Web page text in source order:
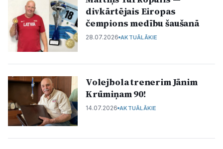
Sludinājumi
Reklāma
Politiskā reklāma
divkārtējais Eiropas
čempions medību šaušanā
28.07.2026 AKTUĀLĀKIE
Volejbola trenerim Jānim
Krūmiņam 90!
14.07.2026 AKTUĀLĀKIE